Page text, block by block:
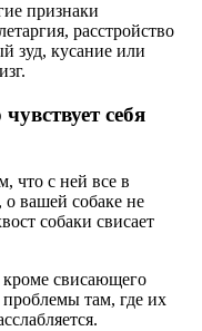
признаки
расстройство
зуд, кусание или
себя
что с ней все в
о вашей собаке не
собаки свисает
свисающего
там, где их